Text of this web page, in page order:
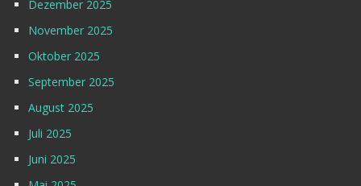
Dezember 2025
November 2025
Oktober 2025
September 2025
August 2025
Juli 2025
Juni 2025